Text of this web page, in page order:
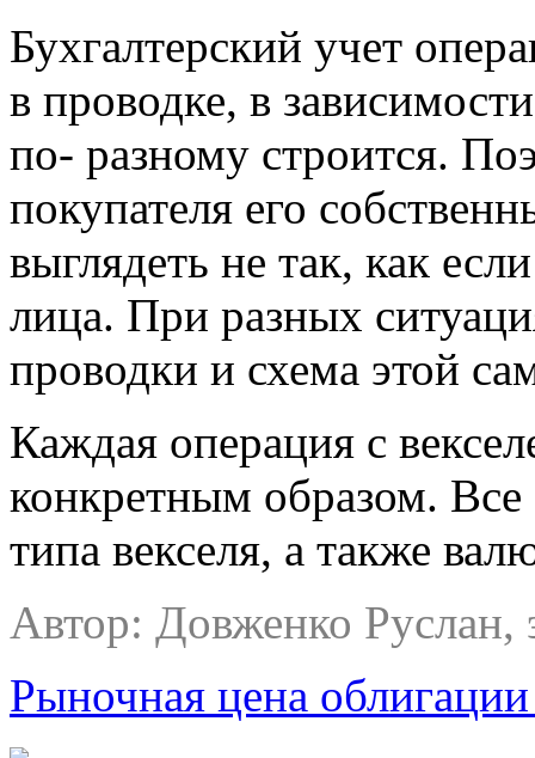
Бухгалтерский учет
в проводке, в
по- разному строится.
покупателя его
выглядеть не так, как
лица. При разных
проводки и схема этой
Каждая операция с
конкретным образом. Все
типа векселя, а также
Автор: Довженко Руслан,
Рыночная цена